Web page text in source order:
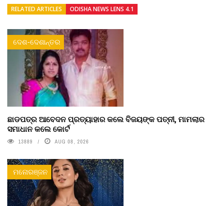
RELATED ARTICLES ODISHA NEWS LENS 4.1
ଦେଶ-ଦେଶାନ୍ତର
ଛାଡପତ୍ର ଆବେଦନ ପ୍ରତ୍ୟାହାର କଲେ ବିଜୟଙ୍କ ପତ୍ନୀ, ମାମଲାର
ସମାଧାନ କଲେ କୋର୍ଟ
13889 AUG 08, 2026
ମନୋରଞ୍ଜନ